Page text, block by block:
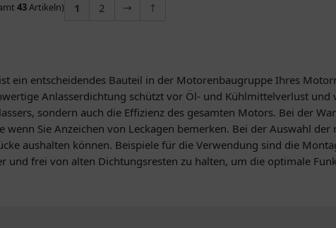
43Artikeln) 1 2
ein entscheidendes Bauteil in der Motorenbaugruppe Ihres
Anlasserdichtung schützt vor Öl- und Kühlmittelverlust
sondern auch die Effizienz des gesamten Motors. Bei der
wenn Sie Anzeichen von Leckagen bemerken. Bei der Auswahl
aushalten können. Beispiele für die Verwendung sind die
und frei von alten Dichtungsresten zu halten, um die optimale